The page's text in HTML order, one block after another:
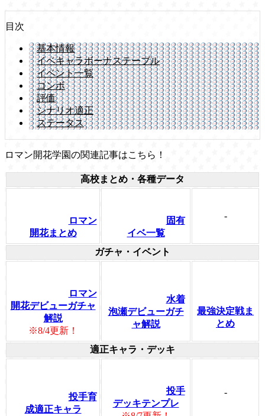
目次
基本情報
イベキャラボーナステーブル
イベント一覧
コンボ
評価
シナリオ適正
ステータス
ロマン開花学園の関連記事はこちら！
高校まとめ・各種データ
ロマン
開花まとめ
固有
イベ一覧
-
ガチャ・イベント
ロマン
開花デビューガチャ
解説
※8/4更新！
水着
泡瀬デビューガチ
ャ解説
最強決定戦ま
とめ
適正キャラ・デッキ
投手育
成適正キャラ
投手
デッキテンプレ
-